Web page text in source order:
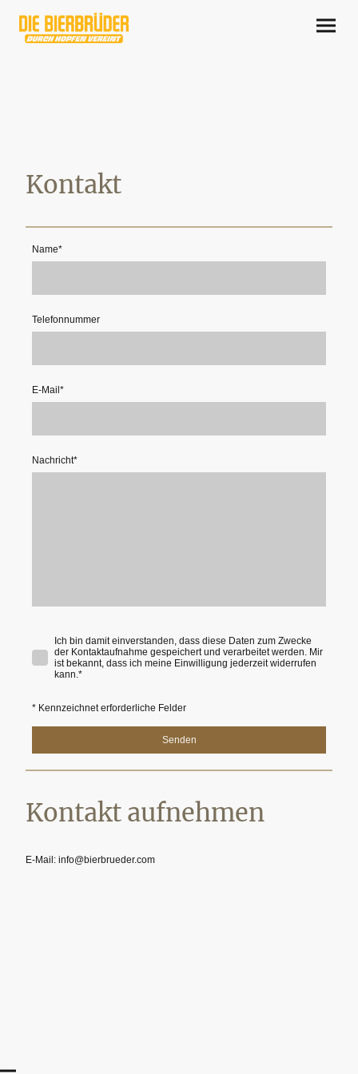
Kontakt
Name*
Telefonnummer
E-Mail*
Nachricht*
Ich bin damit einverstanden, dass diese Daten zum Zwecke
der Kontaktaufnahme gespeichert und verarbeitet werden. Mir
ist bekannt, dass ich meine Einwilligung jederzeit widerrufen
kann.*
* Kennzeichnet erforderliche Felder
Senden
Kontakt aufnehmen
E-Mail: info@bierbrueder.com